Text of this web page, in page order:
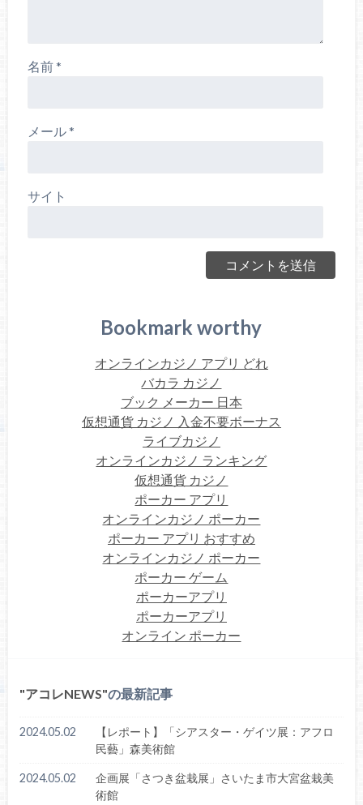
名前*
メール*
サイト
Bookmark worthy
オンラインカジノ アプリ どれ
バカラ カジノ
ブック メーカー 日本
仮想通貨 カジノ 入金不要ボーナス
ライブカジノ
オンラインカジノ ランキング
仮想通貨 カジノ
ポーカー アプリ
オンラインカジノ ポーカー
ポーカー アプリ おすすめ
オンラインカジノ ポーカー
ポーカー ゲーム
ポーカーアプリ
ポーカーアプリ
オンライン ポーカー
アコレNEWS の最新記事
2024.05.02
【レポート】「シアスター・ゲイツ展：アフロ
民藝」森美術館
2024.05.02
企画展「さつき盆栽展」さいたま市大宮盆栽美
術館